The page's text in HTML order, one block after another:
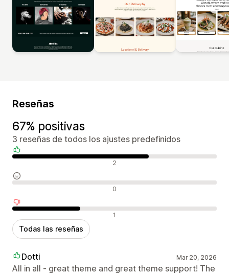
Reseñas
67% positivas
3 reseñas de todos los ajustes predefinidos
Reseñas positivas 2
Reseñas neutras 0
Reseñas negativas 1
Todas las reseñas
Dotti Mar 20, 2026
All in all - great theme and great theme support! The